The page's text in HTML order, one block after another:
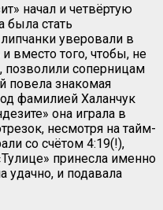
начал и четвёртую
была стать
уверовали в
вместо того, чтобы, не
позволили соперницам
повела знакомая
фамилией Халанчук
она играла в
несмотря на тайм-
со счётом 4:19(!),
принесла именно
удачно, и подавала